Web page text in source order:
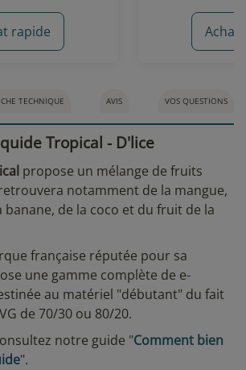
5 avis
rapide Achat
TECHNIQUE AVIS VOS QUESTIONS
Tropical - D'lice
propose un mélange de fruits
notamment de la mangue,
banane, de la coco et du fruit de la
française réputée pour sa
une gamme complète de e-
au matériel "débutant" du fait
de 70/30 ou 80/20.
notre guide "Comment bien
".